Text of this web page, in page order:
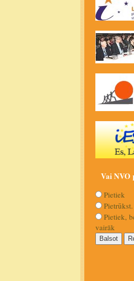
Vai NVO
Pietiek
Pietrūkst.
Pietiek,
vairāk